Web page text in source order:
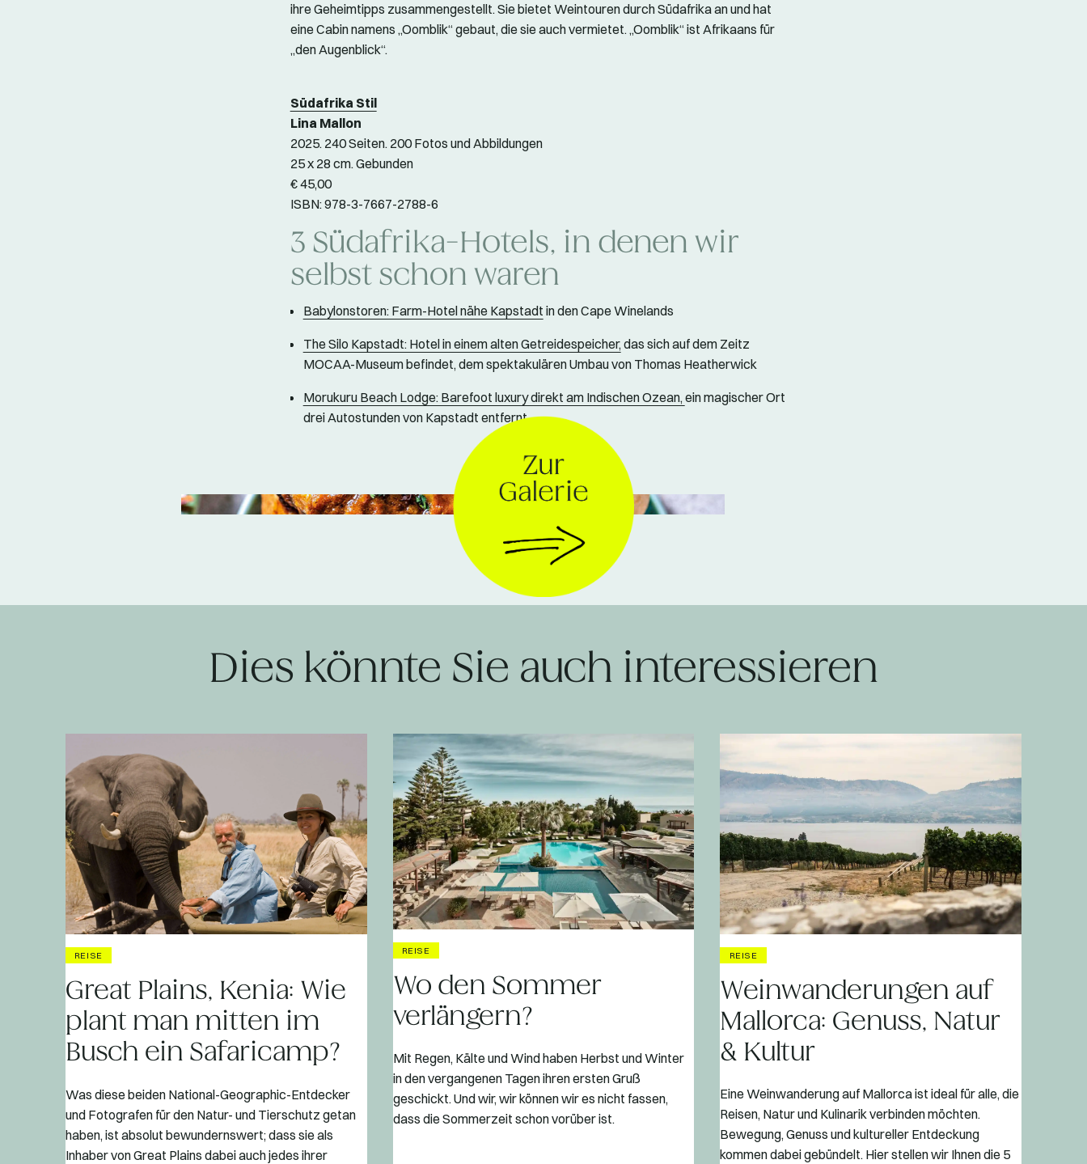
ihre Geheimtipps zusammengestellt. Sie bietet Weintouren durch Südafrika an und hat
eine Cabin namens „Oomblik“ gebaut, die sie auch vermietet. „Oomblik“ ist Afrikaans für
„den Augenblick“.
Südafrika Stil
Lina Mallon
2025. 240 Seiten. 200 Fotos und Abbildungen
25 x 28 cm. Gebunden
€ 45,00
ISBN: 978-3-7667-2788-6
3 Südafrika-Hotels, in denen wir
selbst schon waren
Babylonstoren: Farm-Hotel nähe Kapstadt in den Cape Winelands
The Silo Kapstadt: Hotel in einem alten Getreidespeicher,das sich auf dem Zeitz
MOCAA-Museum befindet, dem spektakulären Umbau von Thomas Heatherwick
Morukuru Beach Lodge: Barefoot luxury direkt am Indischen Ozean,ein magischer Ort
drei Autostunden von Kapstadt entfernt
Alle Fotos © Callwey Verlag
Dies könnte Sie auch interessieren
REISE
Great Plains, Kenia: Wie
plant man mitten im
Busch ein Safaricamp?
Was diese beiden National-Geographic-Entdecker
und Fotografen für den Natur- und Tierschutz getan
haben, ist absolut bewundernswert; dass sie als
Inhaber von Great Plains dabei auch jedes ihrer
REISE
Wo den Sommer
verlängern?
Mit Regen, Kälte und Wind haben Herbst und Winter
in den vergangenen Tagen ihren ersten Gruß
geschickt. Und wir, wir können wir es nicht fassen,
dass die Sommerzeit schon vorüber ist.
REISE
Weinwanderungen auf
Mallorca: Genuss, Natur
& Kultur
Eine Weinwanderung auf Mallorca ist ideal für alle, die
Reisen, Natur und Kulinarik verbinden möchten.
Bewegung, Genuss und kultureller Entdeckung
kommen dabei gebündelt. Hier stellen wir Ihnen die 5